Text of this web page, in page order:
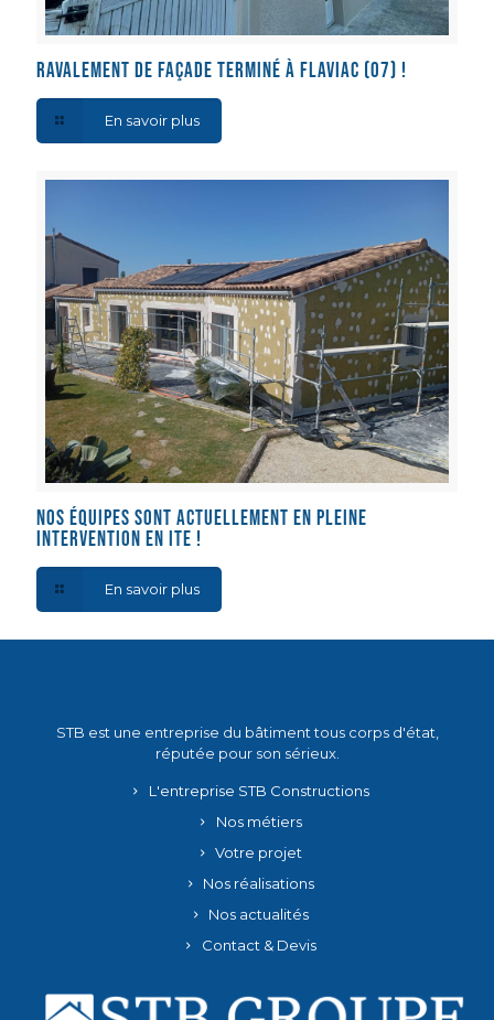
Ravalement de façade terminé à Flaviac (07) !
En savoir plus
Nos équipes sont actuellement en pleine
intervention en ITE !
En savoir plus
STB est une entreprise du bâtiment tous corps d'état,
réputée pour son sérieux.
L'entreprise STB Constructions
Nos métiers
Votre projet
Nos réalisations
Nos actualités
Contact & Devis